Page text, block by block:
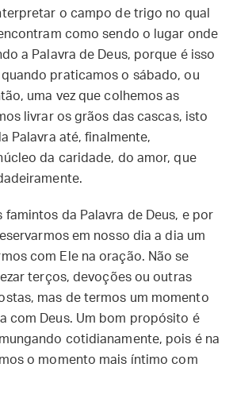
o campo de trigo no qual
como sendo o lugar onde
a Palavra de Deus, porque é isso
praticamos o sábado, ou
uma vez que colhemos as
livrar os grãos das cascas, isto
Palavra até, finalmente,
da caridade, do amor, que
famintos da Palavra de Deus, e por
em nosso dia a dia um
com Ele na oração. Não se
terços, devoções ou outras
mas de termos um momento
com Deus. Um bom propósito é
cotidianamente, pois é na
o momento mais íntimo com